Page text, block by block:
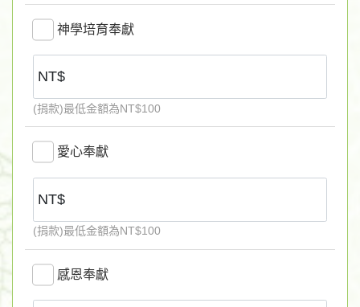
戶名：財團法人基督教台灣信義會蒙恩堂
台北富邦銀行八德分行 帳號：340 120 000638
神學培育奉獻
(捐款)最低金額為NT$100
愛心奉獻
(捐款)最低金額為NT$100
感恩奉獻